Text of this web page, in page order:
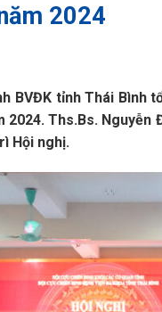
2024
BVĐK tỉnh Thái
Ths.Bs.
Hội nghị.